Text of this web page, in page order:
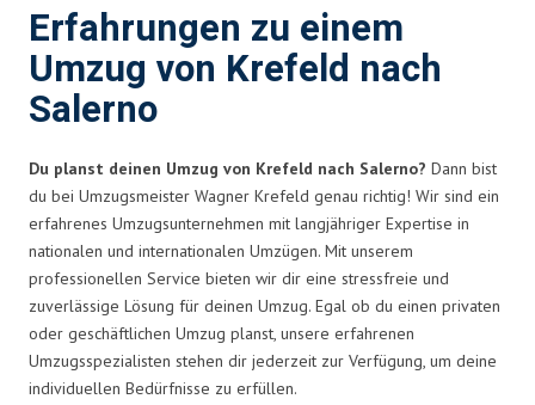
Erfahrungen zu einem
Umzug von Krefeld nach
Salerno
Du planst deinen Umzug von Krefeld nach Salerno? Dann bist
du bei Umzugsmeister Wagner Krefeld genau richtig! Wir sind ein
erfahrenes Umzugsunternehmen mit langjähriger Expertise in
nationalen und internationalen Umzügen. Mit unserem
professionellen Service bieten wir dir eine stressfreie und
zuverlässige Lösung für deinen Umzug. Egal ob du einen privaten
oder geschäftlichen Umzug planst, unsere erfahrenen
Umzugsspezialisten stehen dir jederzeit zur Verfügung, um deine
individuellen Bedürfnisse zu erfüllen.